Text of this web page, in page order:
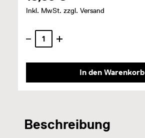
Inkl. MwSt. zzgl. Versand
In den Warenkorb
Beschreibung